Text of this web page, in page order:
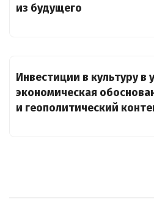
из будущего
Инвестиции в культуру в
экономическая
и геополитический